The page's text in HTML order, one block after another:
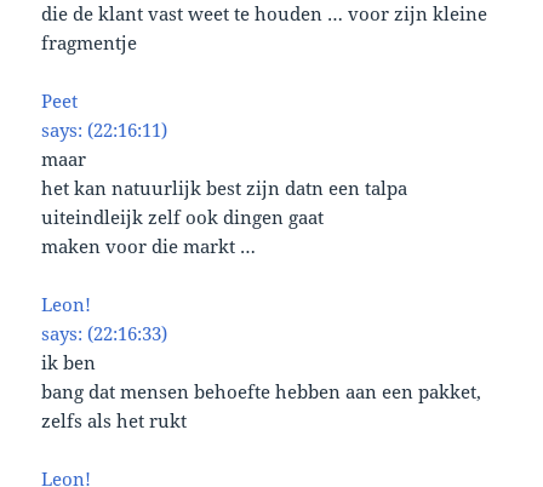
die de klant vast weet te houden … voor zijn kleine
fragmentje
Peet
says: (22:16:11)
maar
het kan natuurlijk best zijn datn een talpa
uiteindleijk zelf ook dingen gaat
maken voor die markt …
Leon!
says: (22:16:33)
ik ben
bang dat mensen behoefte hebben aan een pakket,
zelfs als het rukt
Leon!